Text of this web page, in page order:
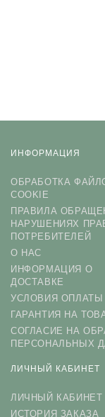
ИНФОРМАЦИЯ
ОБРАБОТКА
COOKIE
ПРАВИЛА
НАРУШЕНИЯХ
ПОТРЕБИТЕЛЕЙ
О НАС
ИНФОРМАЦИЯ О
ДОСТАВКЕ
УСЛОВИЯ ОПЛАТЫ
ГАРАНТИЯ НА
СОГЛАСИЕ НА
ПЕРСОНАЛЬНЫХ
ЛИЧНЫЙ КАБИНЕТ
ЛИЧНЫЙ КАБИНЕТ
ИСТОРИЯ ЗАКАЗА